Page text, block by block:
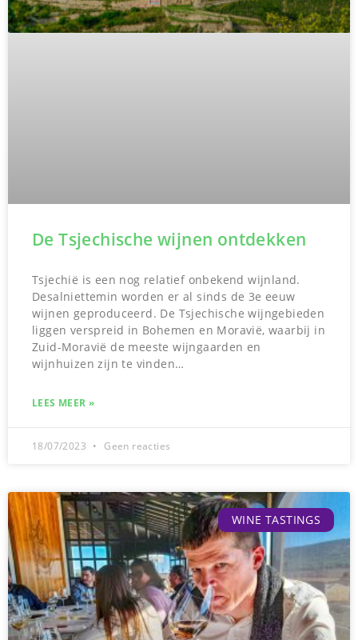
De Tsjechische wijnen ontdekken
Tsjechië is een nog relatief onbekend wijnland.
Desalniettemin worden er al sinds de 3e eeuw
wijnen geproduceerd. De Tsjechische wijngebieden
liggen verspreid in Bohemen en Moravië, waarbij in
Zuid-Moravië de meeste wijngaarden en
wijnhuizen zijn te vinden…
LEES MEER »
18/07/2023 Geen reacties
WINE TASTINGS